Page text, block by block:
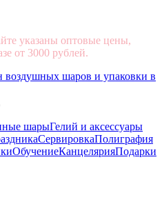
указаны оптовые цены,
от 3000 рублей.
шарыГелий и аксессуары
СервировкаПолиграфия
ОбучениеКанцелярияПодарки